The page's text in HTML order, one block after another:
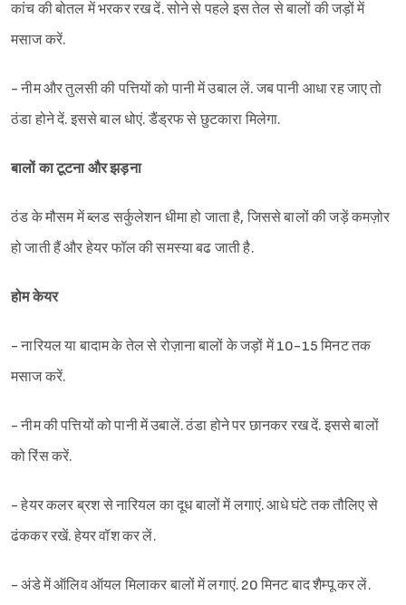
कांच की बोतल में भरकर रख दें. सोने से पहले इस तेल से बालों की जड़ों में
मसाज करें.
- नीम और तुलसी की पत्तियों को पानी में उबाल लें. जब पानी आधा रह जाए तो
ठंडा होने दें. इससे बाल धोएं. डैंड्रफ से छुटकारा मिलेगा.
बालों का टूटना और झड़ना
ठंड के मौसम में ब्लड सर्कुलेशन धीमा हो जाता है, जिससे बालों की जड़ें कमज़ोर
हो जाती हैं और हेयर फॉल की समस्या बढ जाती है.
होम केयर
- नारियल या बादाम के तेल से रोज़ाना बालों के जड़ों में 10-15 मिनट तक
मसाज करें.
- नीम की पत्तियों को पानी में उबालें. ठंडा होने पर छानकर रख दें. इससे बालों
को रिंस करें.
- हेयर कलर ब्रश से नारियल का दूध बालों में लगाएं. आधे घंटे तक तौलिए से
ढंककर रखें. हेयर वॉश कर लें.
- अंडे में ऑलिव ऑयल मिलाकर बालों में लगाएं. 20 मिनट बाद शैम्पू कर लें.